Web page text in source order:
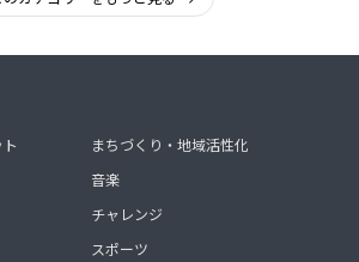
まちづくり・地域活性化
音楽
チャレンジ
スポーツ